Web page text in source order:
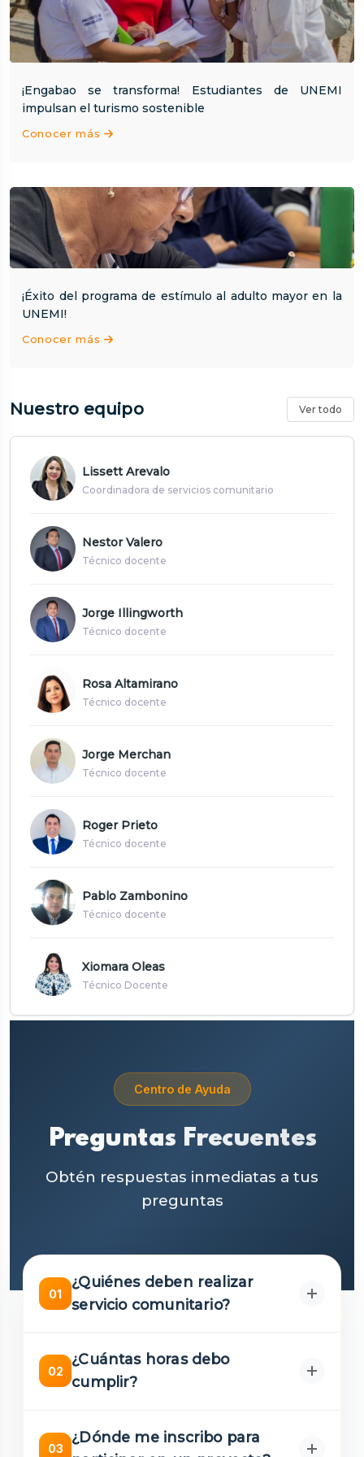
¡Engabao se transforma! Estudiantes de UNEMI
impulsan el turismo sostenible
Conocer más
¡Éxito del programa de estímulo al adulto mayor en la
UNEMI!
Conocer más
Nuestro equipo Ver todo
Lissett Arevalo
Coordinadora de servicios comunitario
Nestor Valero
Técnico docente
Jorge Illingworth
Técnico docente
Rosa Altamirano
Técnico docente
Jorge Merchan
Técnico docente
Roger Prieto
Técnico docente
Pablo Zambonino
Técnico docente
Xiomara Oleas
Técnico Docente
Centro de Ayuda
Preguntas Frecuentes
Obtén respuestas inmediatas a tus
preguntas
01
¿Quiénes deben realizar
servicio comunitario?
programas de posgrado, como requisito
previo a la titulación, según lo establece la
02
¿Cuántas horas debo
cumplir?
de horas de prácticas servicio comunitario
03
¿Dónde me inscribo para